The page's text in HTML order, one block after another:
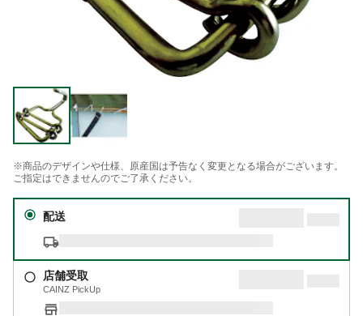
※商品のデザインや仕様、原産国は予告なく変更となる場合がございます。
ご指定はできませんのでご了承ください。
配送
店舗受取
CAINZ PickUp